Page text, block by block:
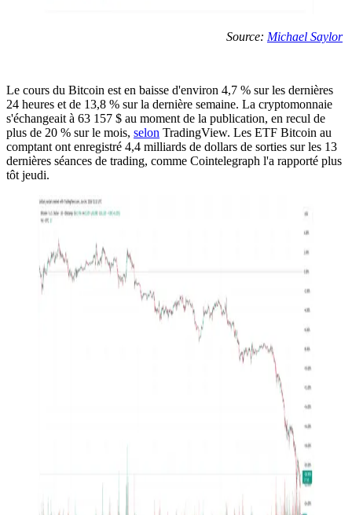
Source: Michael Saylor
Le cours du Bitcoin est en baisse d'environ 4,7 % sur les dernières
24 heures et de 13,8 % sur la dernière semaine. La cryptomonnaie
s'échangeait à 63 157 $ au moment de la publication, en recul de
plus de 20 % sur le mois, selon TradingView. Les ETF Bitcoin au
comptant ont enregistré 4,4 milliards de dollars de sorties sur les 13
dernières séances de trading, comme Cointelegraph l'a rapporté plus
tôt jeudi.